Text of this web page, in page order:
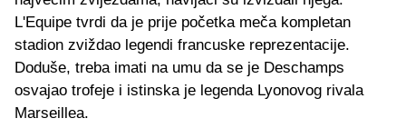
L'Equipe tvrdi da je prije početka meča kompletan
stadion zviždao legendi francuske reprezentacije.
Doduše, treba imati na umu da se je Deschamps
osvajao trofeje i istinska je legenda Lyonovog rivala
Marseillea.